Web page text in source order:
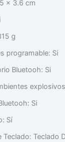
x 3.6 cm
g
programable: Si
Bluetooh: Si
Si
Sí
Teclado: Teclado